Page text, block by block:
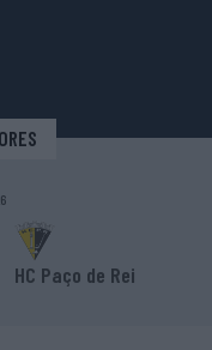
HC Paço de Rei